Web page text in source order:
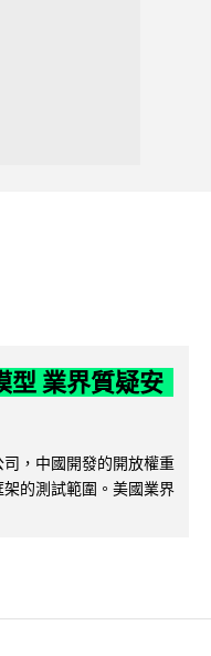
型 業界質疑安
，中國開發的開放權重
的測試範圍。美國業界